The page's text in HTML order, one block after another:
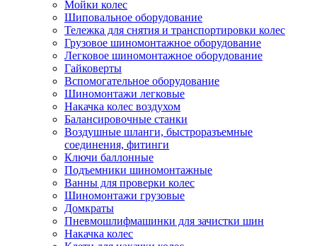
Мойки колес
Шиповальное оборудование
Тележка для снятия и транспортировки колес
Грузовое шиномонтажное оборудование
Легковое шиномонтажное оборудование
Гайковерты
Вспомогательное оборудование
Шиномонтажи легковые
Накачка колес воздухом
Балансировочные станки
Воздушные шланги, быстроразъемные
соединения, фитинги
Ключи баллонные
Подъемники шиномонтажные
Ванны для проверки колес
Шиномонтажи грузовые
Домкраты
Пневмошлифмашинки для зачистки шин
Накачка колес